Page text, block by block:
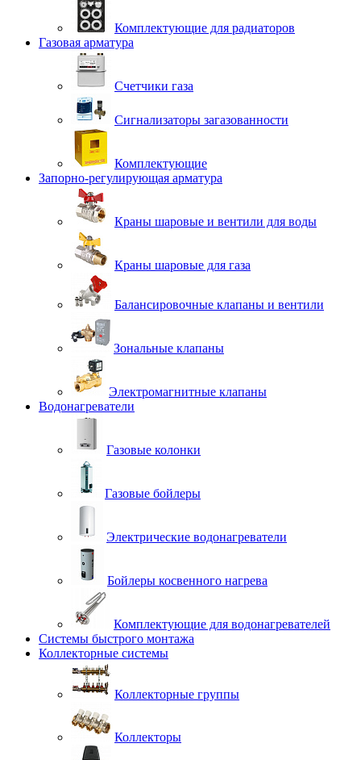
Комплектующие для радиаторов
Газовая арматура
Счетчики газа
Сигнализаторы загазованности
Комплектующие
Запорно-регулирующая арматура
Краны шаровые и вентили для воды
Краны шаровые для газа
Балансировочные клапаны и вентили
Зональные клапаны
Электромагнитные клапаны
Водонагреватели
Газовые колонки
Газовые бойлеры
Электрические водонагреватели
Бойлеры косвенного нагрева
Комплектующие для водонагревателей
Системы быстрого монтажа
Коллекторные системы
Коллекторные группы
Коллекторы